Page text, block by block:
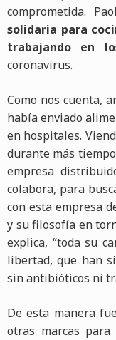
comprometida.
solidaria para
trabajando en
coronavirus.
Como nos cuenta,
había enviado
en hospitales.
durante más
empresa
colabora, para
con esta empresa
y su filosofía en
explica, “toda su
libertad, que han
sin antibióticos ni
De esta manera
otras marcas